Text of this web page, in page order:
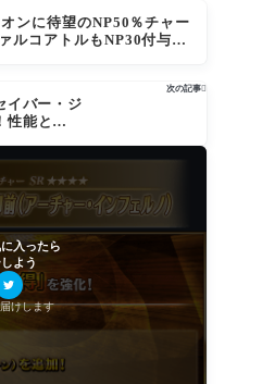
オンに待望のNP50％チャー
ルコアトルもNP30付与＆
次の記事
イバー・ジ
能と最終
達の評価は
入ったら
よう
けします